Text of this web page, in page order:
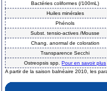
Bactéries coliformes (/100mL)
Huiles minérales
Phénols
Subst. tensio-actives /Mousse
Chang. anormal de coloration
Transparence Secchi
Ostreopsis spp.Pour en savoir plus
A partir de la saison balnéaire 2010, les